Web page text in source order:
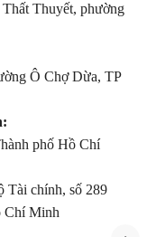
Thuyết, phường
Ô Chợ Dừa, TP
phố Hồ Chí
Tài chính, số 289
Chí Minh